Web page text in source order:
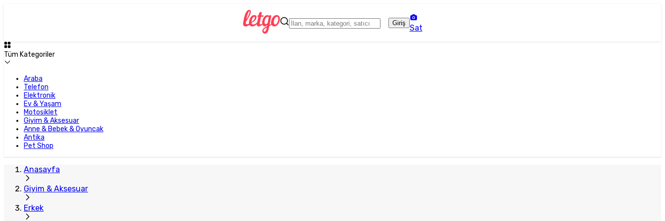
Giriş
Sat
Tüm Kategoriler
Araba
Telefon
Elektronik
Ev & Yaşam
Motosiklet
Giyim & Aksesuar
Anne & Bebek & Oyuncak
Antika
Pet Shop
Anasayfa
Giyim & Aksesuar
Erkek